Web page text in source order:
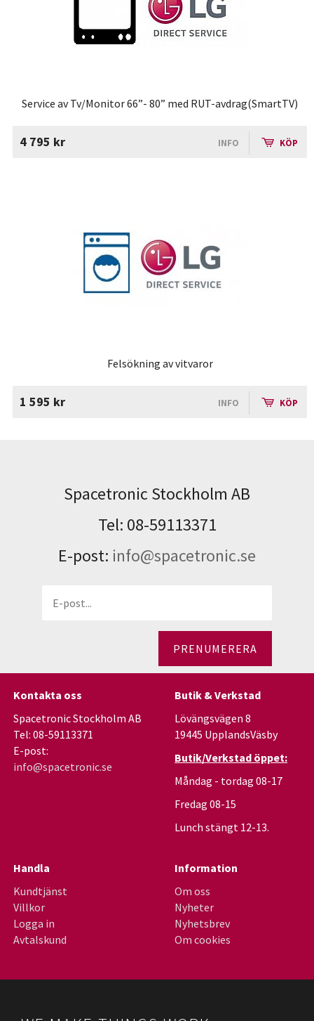
Service av Tv/Monitor 66”- 80” med RUT-avdrag(SmartTV)
4 795 kr INFO KÖP
Felsökning av vitvaror
1 595 kr INFO KÖP
Spacetronic Stockholm AB
Tel: 08-59113371
E-post: info@spacetronic.se
PRENUMERERA
Kontakta oss
Spacetronic Stockholm AB
Tel: 08-59113371
E-post:
info@spacetronic.se
Butik & Verkstad
Lövängsvägen 8
19445 UpplandsVäsby
Butik/Verkstad öppet:
Måndag - tordag 08-17
Fredag 08-15
Lunch stängt 12-13.
Handla
Kundtjänst
Villkor
Logga in
Avtalskund
Information
Om oss
Nyheter
Nyhetsbrev
Om cookies